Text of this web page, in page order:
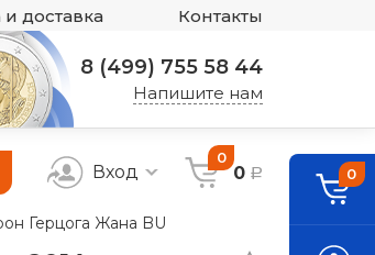
доставка Контакты
8 (499) 755 58 44
Напишите нам
Вход
0
0 a
Герцога Жана BU
0